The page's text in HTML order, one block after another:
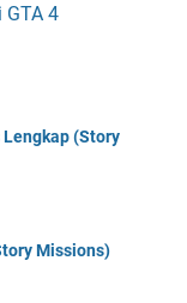
GTA 4
Lengkap (Story
Missions)